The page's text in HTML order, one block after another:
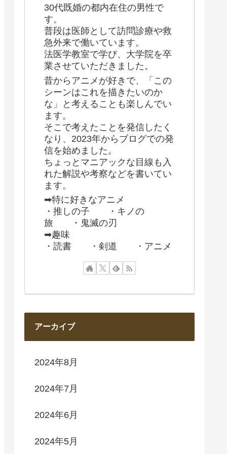
30代既婚の都内在住の男性で
す。
普段は医師として訪問診療や救
急外来で働いています。
法医学教室で学び、大学院を卒
業させていただきました。
昔からアニメが好きで、「この
シーンはこれを描きたいのか
な」と考えることも楽しんでい
ます。
そこで考えたことを発信したく
なり、2023年からブログでの発
信を始めました。
ちょっとマニアックな目線も入
れた解説や考察などを書いてい
ます。
➡特に好きなアニメ
・推しの子 ・キノの
旅 ・鬼滅の刃
➡趣味
・読書 ・剣道 ・アニメ
アーカイブ
2024年8月
2024年7月
2024年6月
2024年5月